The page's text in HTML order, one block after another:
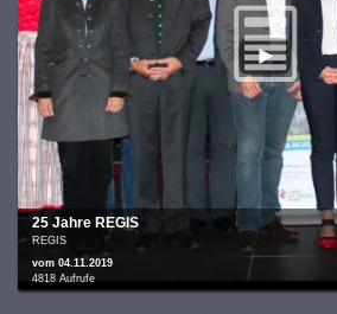
25 Jahre REGIS
REGIS
vom 04.11.2019
4818 Aufrufe